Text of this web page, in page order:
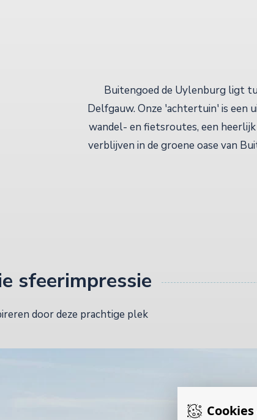
Buitengoed de Uylenburg ligt
Delfgauw. Onze 'achtertuin' is een
wandel- en fietsroutes, een
verblijven in de groene oase van
sfeerimpressie
door deze prachtige plek